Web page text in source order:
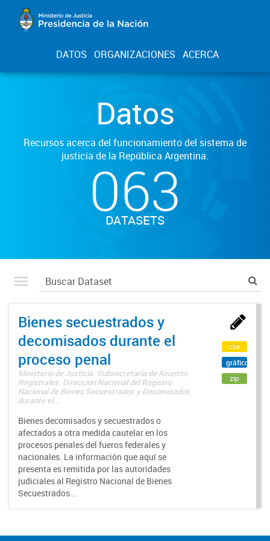
DATOS ORGANIZACIONES ACERCA
Datos
Recursos acerca del funcionamiento del sistema de
justicia de la República Argentina.
063
DATASETS
Bienes secuestrados y
decomisados durante el
proceso penal
Ministerio de Justicia. Subsecretaría de Asuntos
Registrales. Dirección Nacional del Registro
Nacional de Bienes Secuestrados y Decomisados
durante el...
Bienes decomisados y secuestrados o
afectados a otra medida cautelar en los
procesos penales del fueros federales y
nacionales. La información que aquí se
presenta es remitida por las autoridades
judiciales al Registro Nacional de Bienes
Secuestrados...
csv
gráfico
zip